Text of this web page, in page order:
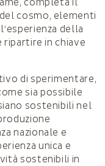
cosmo, elementi
della
in chiave
di sperimentare,
sia possibile
sostenibili nel
nazionale e
unica e
sostenibili in